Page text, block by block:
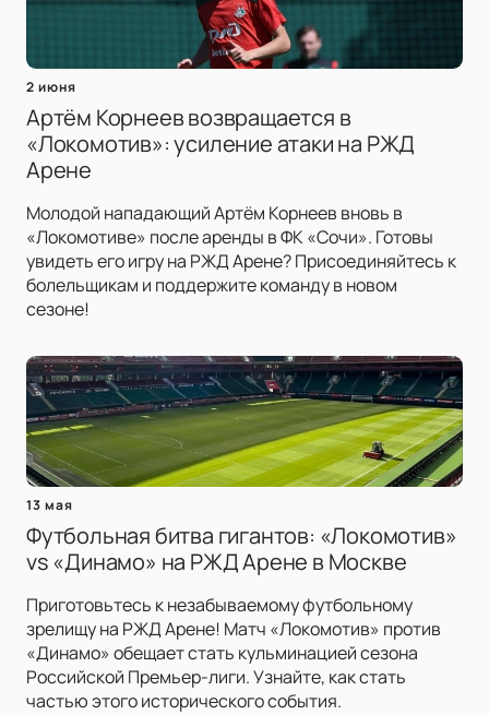
2 июня
Артём Корнеев возвращается в
«Локомотив»: усиление атаки на РЖД
Арене
Молодой нападающий Артём Корнеев вновь в
«Локомотиве» после аренды в ФК «Сочи». Готовы
увидеть его игру на РЖД Арене? Присоединяйтесь к
болельщикам и поддержите команду в новом
сезоне!
13 мая
Футбольная битва гигантов: «Локомотив»
vs «Динамо» на РЖД Арене в Москве
Приготовьтесь к незабываемому футбольному
зрелищу на РЖД Арене! Матч «Локомотив» против
«Динамо» обещает стать кульминацией сезона
Российской Премьер-лиги. Узнайте, как стать
частью этого исторического события.